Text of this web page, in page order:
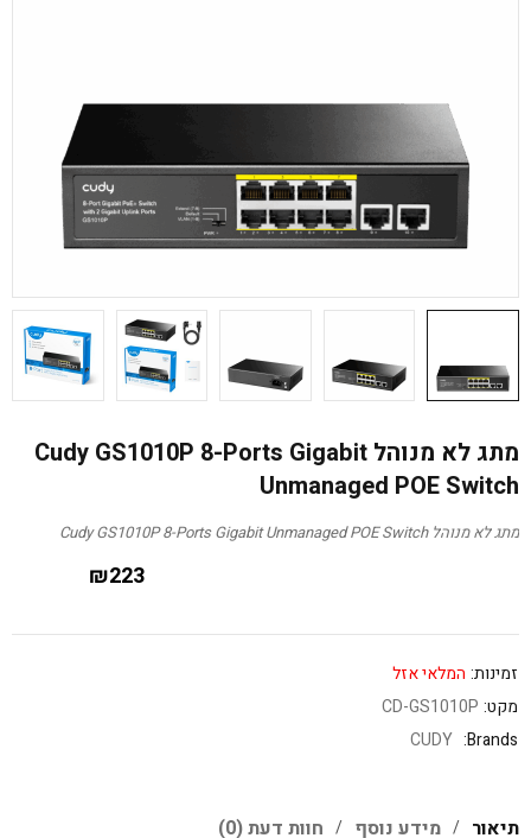
מתג לא מנוהל Cudy GS1010P 8-Ports Gigabit
Unmanaged POE Switch
מתג לא מנוהל Cudy GS1010P 8-Ports Gigabit Unmanaged POE Switch
₪223
זמינות: המלאי אזל
מקט: CD-GS1010P
Brands:
CUDY
תיאור מידע נוסף חוות דעת (0)